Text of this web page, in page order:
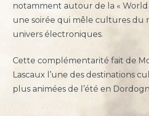
notamment autour de la « World
une soirée qui mêle cultures du
univers électroniques.
Cette complémentarité fait de
Lascaux l’une des destinations
plus animées de l’été en